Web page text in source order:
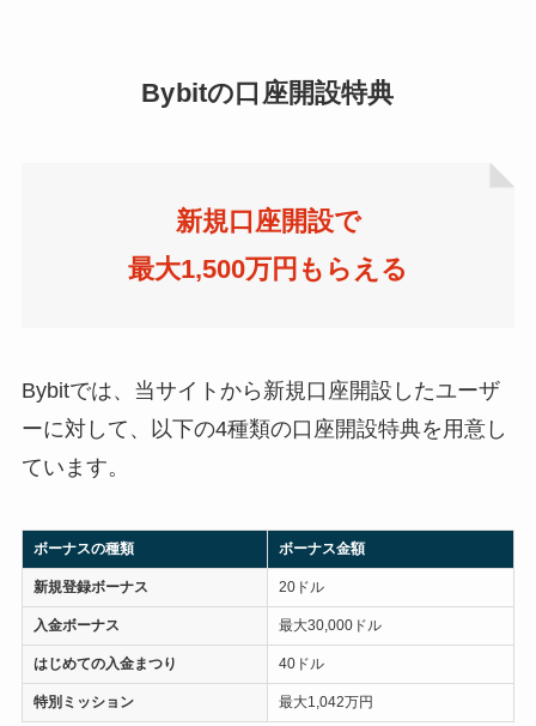
Bybitの口座開設特典
新規口座開設で
最大1,500万円もらえる
Bybitでは、当サイトから新規口座開設したユーザ
ーに対して、以下の4種類の口座開設特典を用意し
ています。
ボーナスの種類 ボーナス金額
新規登録ボーナス 20ドル
入金ボーナス 最大30,000ドル
はじめての入金まつり 40ドル
特別ミッション 最大1,042万円